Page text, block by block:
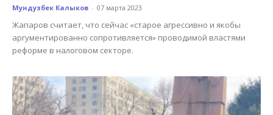
Мундузбек Калыков - 07 марта 2023
Жапаров считает, что сейчас «старое агрессивно и якобы
аргументированно сопротивляется» проводимой властями
реформе в налоговом секторе.